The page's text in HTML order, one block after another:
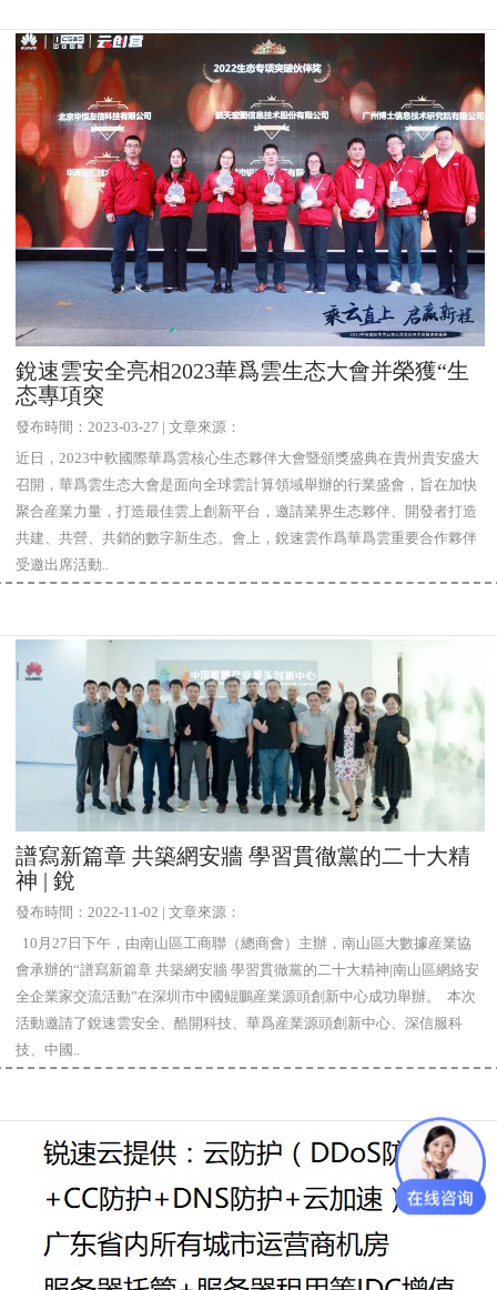
銳速雲安全亮相2023華爲雲生态大會并榮獲“生
态專項突
發布時間：2023-03-27 | 文章來源：
近日，2023中軟國際華爲雲核心生态夥伴大會暨頒獎盛典在貴州貴安盛大
召開，華爲雲生态大會是面向全球雲計算領域舉辦的行業盛會，旨在加快
聚合産業力量，打造最佳雲上創新平台，邀請業界生态夥伴、開發者打造
共建、共營、共銷的數字新生态。會上，銳速雲作爲華爲雲重要合作夥伴
受邀出席活動..
譜寫新篇章 共築網安牆 學習貫徹黨的二十大精
神 | 銳
發布時間：2022-11-02 | 文章來源：
10月27日下午，由南山區工商聯（總商會）主辦，南山區大數據産業協
會承辦的“譜寫新篇章 共築網安牆 學習貫徹黨的二十大精神|南山區網絡安
全企業家交流活動”在深圳市中國鲲鵬産業源頭創新中心成功舉辦。 本次
活動邀請了銳速雲安全、酷開科技、華爲産業源頭創新中心、深信服科
技、中國..